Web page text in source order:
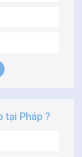
tại Pháp ?